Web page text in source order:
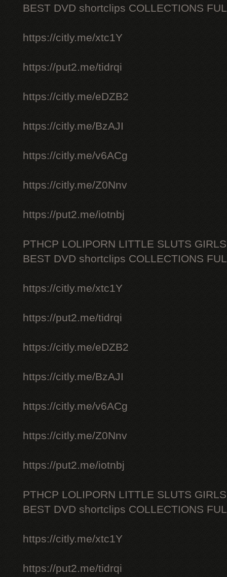
BEST DVD shortclips COLLECTIONS
https://citly.me/xtc1Y
https://put2.me/tidrqi
https://citly.me/eDZB2
https://citly.me/BzAJI
https://citly.me/v6ACg
https://citly.me/Z0Nnv
https://put2.me/iotnbj
PTHCP LOLIPORN LITTLE SLUTS
BEST DVD shortclips COLLECTIONS
https://citly.me/xtc1Y
https://put2.me/tidrqi
https://citly.me/eDZB2
https://citly.me/BzAJI
https://citly.me/v6ACg
https://citly.me/Z0Nnv
https://put2.me/iotnbj
PTHCP LOLIPORN LITTLE SLUTS
BEST DVD shortclips COLLECTIONS
https://citly.me/xtc1Y
https://put2.me/tidrqi